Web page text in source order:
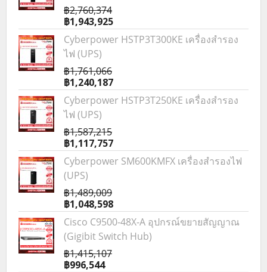
฿2,760,374
฿1,943,925
Cyberpower HSTP3T300KE เครื่องสำรอง
ไฟ (UPS)
฿1,761,066
฿1,240,187
Cyberpower HSTP3T250KE เครื่องสำรอง
ไฟ (UPS)
฿1,587,215
฿1,117,757
Cyberpower SM600KMFX เครื่องสำรองไฟ
(UPS)
฿1,489,009
฿1,048,598
Cisco C9500-48X-A อุปกรณ์ขยายสัญญาณ
(Gigibit Switch Hub)
฿1,415,107
฿996,544